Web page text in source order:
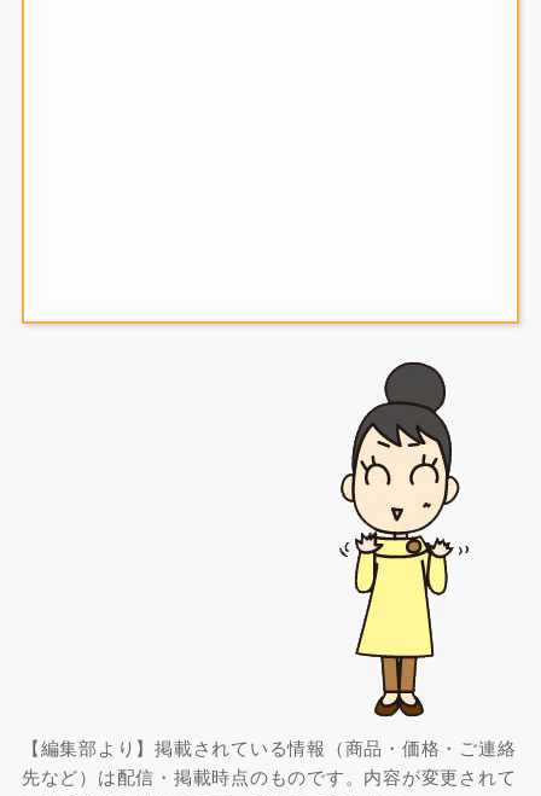
【編集部より】掲載されている情報（商品・価格・ご連絡
先など）は配信・掲載時点のものです。内容が変更されて